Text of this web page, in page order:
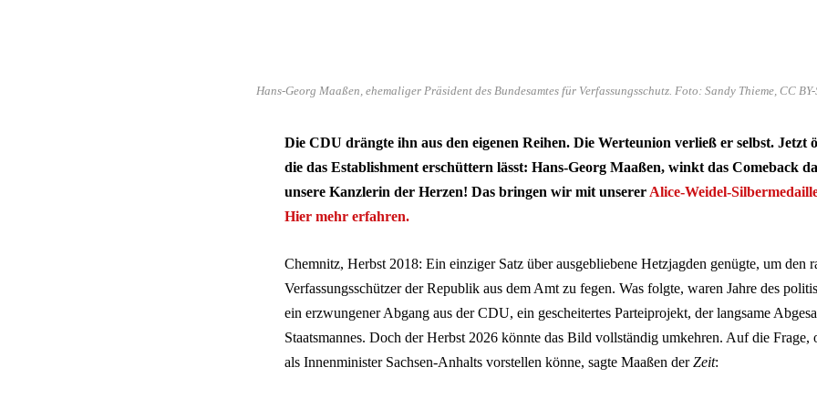
Hans-Georg Maaßen, ehemaliger Präsident des Bundesamtes für Verfassungsschutz. Foto: Sandy Thieme, CC
Die CDU drängte ihn aus den eigenen Reihen. Die Werteunion verließ er selbst. Jetzt
die das Establishment erschüttern lässt: Hans-Georg Maaßen, winkt das Comeback
unsere Kanzlerin der Herzen! Das bringen wir mit unserer Alice-Weidel-
Hier mehr erfahren.
Chemnitz, Herbst 2018: Ein einziger Satz über ausgebliebene Hetzjagden genügte, um den
Verfassungsschützer der Republik aus dem Amt zu fegen. Was folgte, waren Jahre des
ein erzwungener Abgang aus der CDU, ein gescheitertes Parteiprojekt, der langsame
Staatsmannes. Doch der Herbst 2026 könnte das Bild vollständig umkehren. Auf die Frage,
als Innenminister Sachsen-Anhalts vorstellen könne, sagte Maaßen derZeit: